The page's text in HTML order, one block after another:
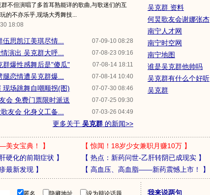
群不但演唱了多首耳熟能详的歌曲,与歌迷们的互
的不亦乐乎,现场大秀舞技...
18:08
07-09-10 08:28
思凯江美琪尽情...
07-08-23 09:16
演出 吴克群大呼...
07-08-14 18:11
群爆性感舞后是"傻瓜"
07-08-14 10:40
恋情遭吴克群爆...
07-07-30 08:46
现场跳舞自嘲顺拐(图)
07-07-25 09:30
会 免费门票限时派送
07-03-26 04:49
友会 化身义工备...
更多关于 吴克群 的新闻>>
吴克群 资料
何炅歌友会谢娜张杰
南宁人才网
南宁时空网
南宁地图
谁是吴克群他帅吗
吴克群有什么个好听
吴克群
美女宝典！ 】 【惊闻！18岁少女兼职月赚10万】
硬化的前期症状 】 【 热点：新药问世-乙肝转阴已成现实】
最新发现】 【 高血压、高血脂——新药震憾上市！ 】
匿名 隐藏地址 设为辩论话题 我来说两句